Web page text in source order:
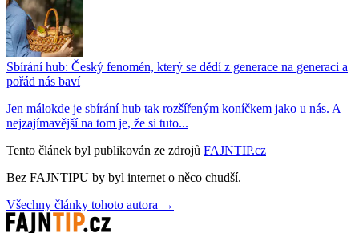
Sbírání hub: Český fenomén, který se dědí z generace na generaci a
pořád nás baví
Jen málokde je sbírání hub tak rozšířeným koníčkem jako u nás. A
nejzajímavější na tom je, že si tuto...
Tento článek byl publikován ze zdrojů FAJNTIP.cz
Bez FAJNTIPU by byl internet o něco chudší.
Všechny články tohoto autora →